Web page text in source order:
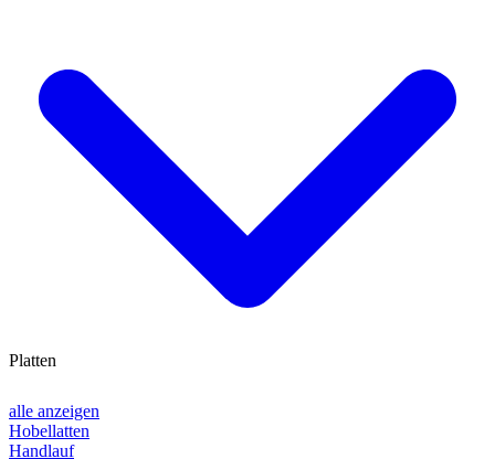
alle anzeigen
Hobellatten
Handlauf
Platten